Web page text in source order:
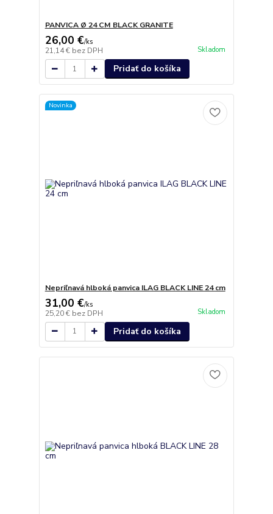
PANVICA Ø 24 CM BLACK GRANITE
26,00 €/ks
21,14 € bez DPH Skladom
Pridať do košíka
Novinka
Nepriľnavá hlboká panvica ILAG BLACK LINE 24 cm
31,00 €/ks
25,20 € bez DPH Skladom
Pridať do košíka